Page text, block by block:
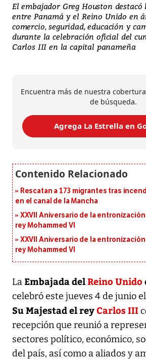
El embajador Greg Houston destacó
entre Panamá y el Reino Unido en
comercio, seguridad, educación y
durante la celebración oficial del
Carlos III en la capital panameña
Encuentra más de nuestra
de búsqueda.
Agrega La Estrella en
Rescatan a 173 migrantes tras
en el canal de la Mancha
XXVII Aniversario de la entronización
rey Mohammed VI
XXVII Aniversario de la entronización
rey Mohammed VI
La Embajada delReino Unido
celebró este jueves 4 de junio
Su Majestad el reyCarlos III
recepción que reunió a
sectores político, económico,
del país, así como a aliados y